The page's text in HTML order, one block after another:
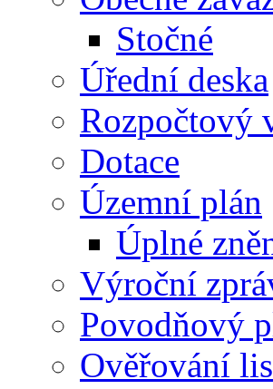
Stočné
Úřední deska
Rozpočtový
Dotace
Územní plán
Úplné
Výroční
Povodňový
Ověřování